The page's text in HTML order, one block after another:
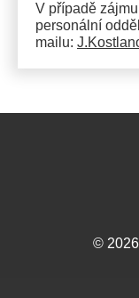
V případě
personální
mailu:
©